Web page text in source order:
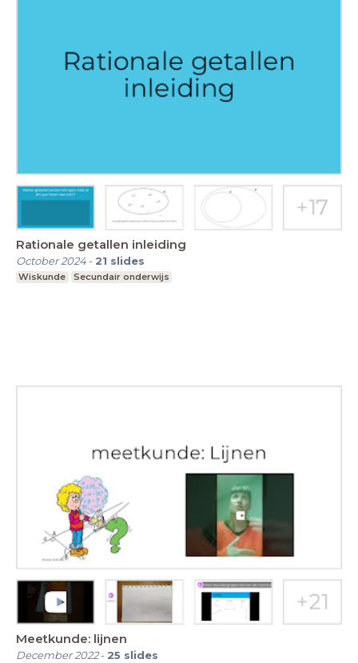
Rationale getallen inleiding
October 2024- 21 slides
Wiskunde Secundair onderwijs
Meetkunde: lijnen
December 2022- 25 slides